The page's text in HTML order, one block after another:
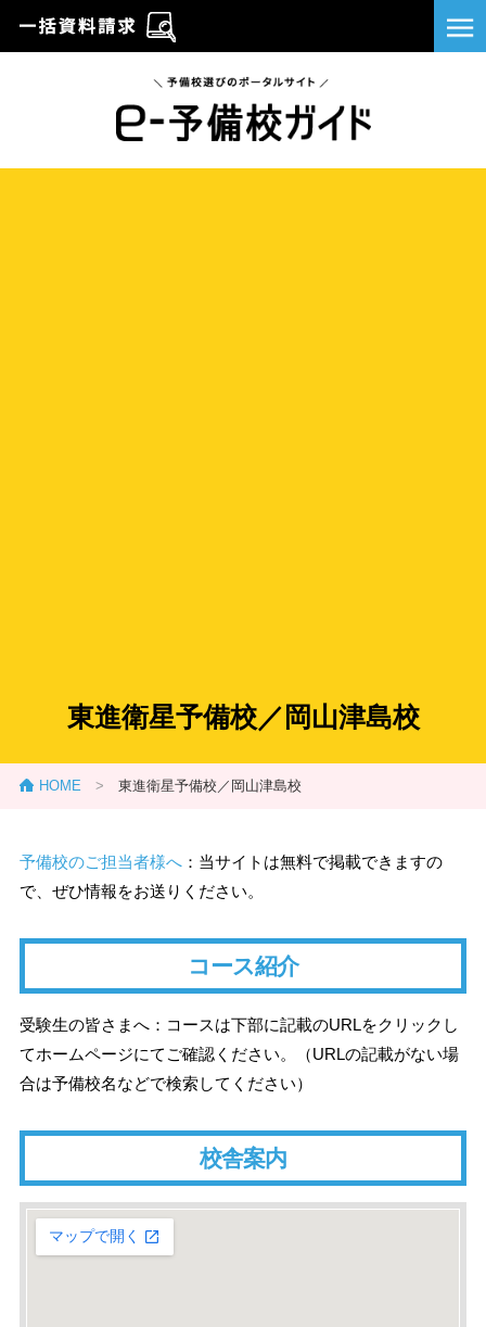
東進衛星予備校／岡山津島校
HOME > 東進衛星予備校／岡山津島校
予備校のご担当者様へ：当サイトは無料で掲載できますの
で、ぜひ情報をお送りください。
コース紹介
受験生の皆さまへ：コースは下部に記載のURLをクリックし
てホームページにてご確認ください。（URLの記載がない場
合は予備校名などで検索してください）
校舎案内